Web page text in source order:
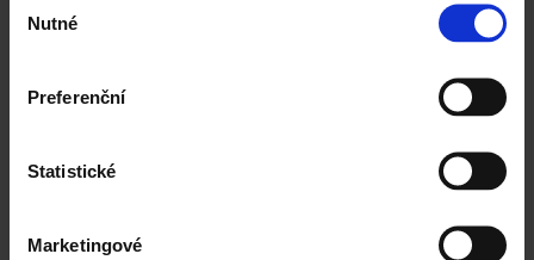
souhlasu
Nutné
Preferenční
Statistické
Marketingové